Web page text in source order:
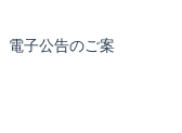
子公告のご案